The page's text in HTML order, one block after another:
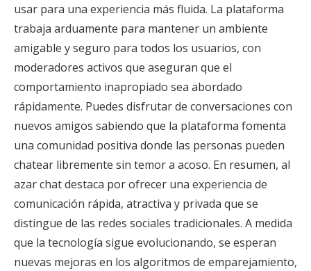
usar para una experiencia más fluida. La plataforma
trabaja arduamente para mantener un ambiente
amigable y seguro para todos los usuarios, con
moderadores activos que aseguran que el
comportamiento inapropiado sea abordado
rápidamente. Puedes disfrutar de conversaciones con
nuevos amigos sabiendo que la plataforma fomenta
una comunidad positiva donde las personas pueden
chatear libremente sin temor a acoso. En resumen, al
azar chat destaca por ofrecer una experiencia de
comunicación rápida, atractiva y privada que se
distingue de las redes sociales tradicionales. A medida
que la tecnología sigue evolucionando, se esperan
nuevas mejoras en los algoritmos de emparejamiento,